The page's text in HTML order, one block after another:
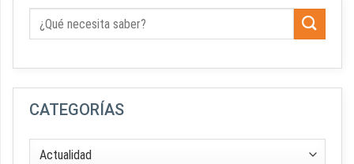
CATEGORÍAS